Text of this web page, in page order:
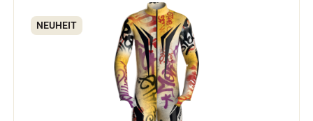
NEUHEIT